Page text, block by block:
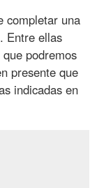
completar una
. Entre ellas
podremos
presente que
indicadas en